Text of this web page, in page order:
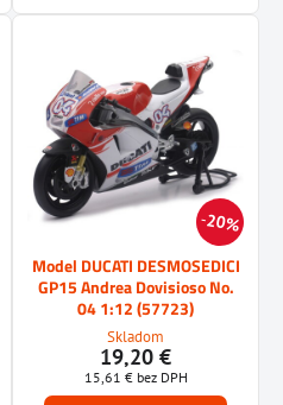
20%
Model DUCATI DESMOSEDICI
GP15 Andrea Dovisioso No.
04 1:12 (57723)
Skladom
19,20 €
15,61 € bez DPH